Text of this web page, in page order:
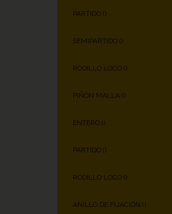
PARTIDO ()
SEMIPARTIDO ()
RODILLO LOCO ()
PIÑÓN MALLA ()
ENTERO ()
PARTIDO ()
RODILLO LOCO ()
ANILLO DE FIJACIÓN ()